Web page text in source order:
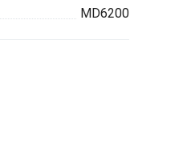
MD6200